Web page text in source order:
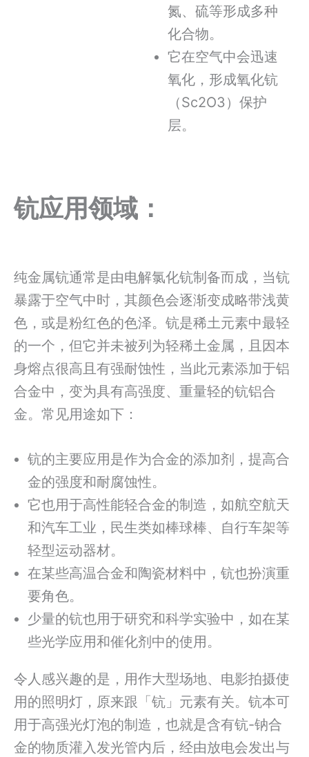
氮、硫等形成多种
化合物。
它在空气中会迅速
氧化，形成氧化钪
（Sc2O3）保护
层。
钪应用领域：
纯金属钪通常是由电解氯化钪制备而成，当钪
暴露于空气中时，其颜色会逐渐变成略带浅黄
色，或是粉红色的色泽。钪是稀土元素中最轻
的一个，但它并未被列为轻稀土金属，且因本
身熔点很高且有强耐蚀性，当此元素添加于铝
合金中，变为具有高强度、重量轻的钪铝合
金。常见用途如下：
钪的主要应用是作为合金的添加剂，提高合
金的强度和耐腐蚀性。
它也用于高性能轻合金的制造，如航空航天
和汽车工业，民生类如棒球棒、自行车架等
轻型运动器材。
在某些高温合金和陶瓷材料中，钪也扮演重
要角色。
少量的钪也用于研究和科学实验中，如在某
些光学应用和催化剂中的使用。
令人感兴趣的是，用作大型场地、电影拍摄使
用的照明灯，原来跟「钪」元素有关。钪本可
用于高强光灯泡的制造，也就是含有钪-钠合
金的物质灌入发光管内后，经由放电会发出与